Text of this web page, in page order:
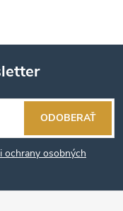
ochrany osobných
ODOBERAŤ